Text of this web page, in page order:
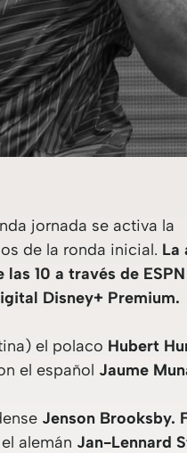
jornada se activa la
de la ronda inicial. La
10 a través de
Disney+ Premium.
el polaco Hubert
el español Jaume
Jenson Brooksby.
alemán Jan-Lennard